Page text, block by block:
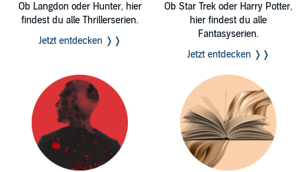
Ob Langdon oder Hunter, hier
findest du alle Thrillerserien.
Jetzt entdecken ❭❭
Ob Star Trek oder Harry Potter,
hier findest du alle
Fantasyserien.
Jetzt entdecken ❭❭